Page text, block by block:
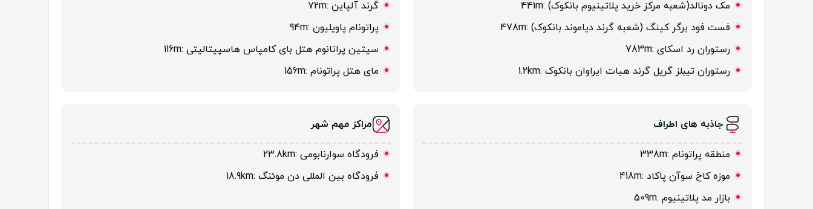
مک دونالد(شعبه مرکز خرید پلاتینیوم بانکوک) :441m
فست فود برگر کینگ (شعبه گرند دیاموند بانکوک) :478m
رستوران رد اسکای :783m
رستوران تیبلز گریل گرند هیات ایراوان بانکوک :1.2km
گرند آلپاین :72m
پراتونام پاویلیون :94m
سیتین پراتانوم هتل بای کامپاس هاسپیتالیتی :116m
مای هتل پراتونام :156m
جاذبه های اطراف
منطقه پراتونام :338m
موزه کاخ سوآن پاکاد :418m
بازار مد پلاتینیوم :509m
مراکز مهم شهر
فرودگاه سوارنابومی :23.8km
فرودگاه بین المللی دن موئنگ :18.9km